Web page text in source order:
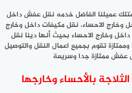
عميلنا الفاضل خدمه نقل عفش داخل
وخارج الاحساء، نقل مكيفات داخل وخارج
وخارج الاحساء بحيث أنها دينا نقل
تقوم بجميع اعمال النقل والتوصيل
عفش ممتازة جدا وسريعة
بالأحساء وخارجها